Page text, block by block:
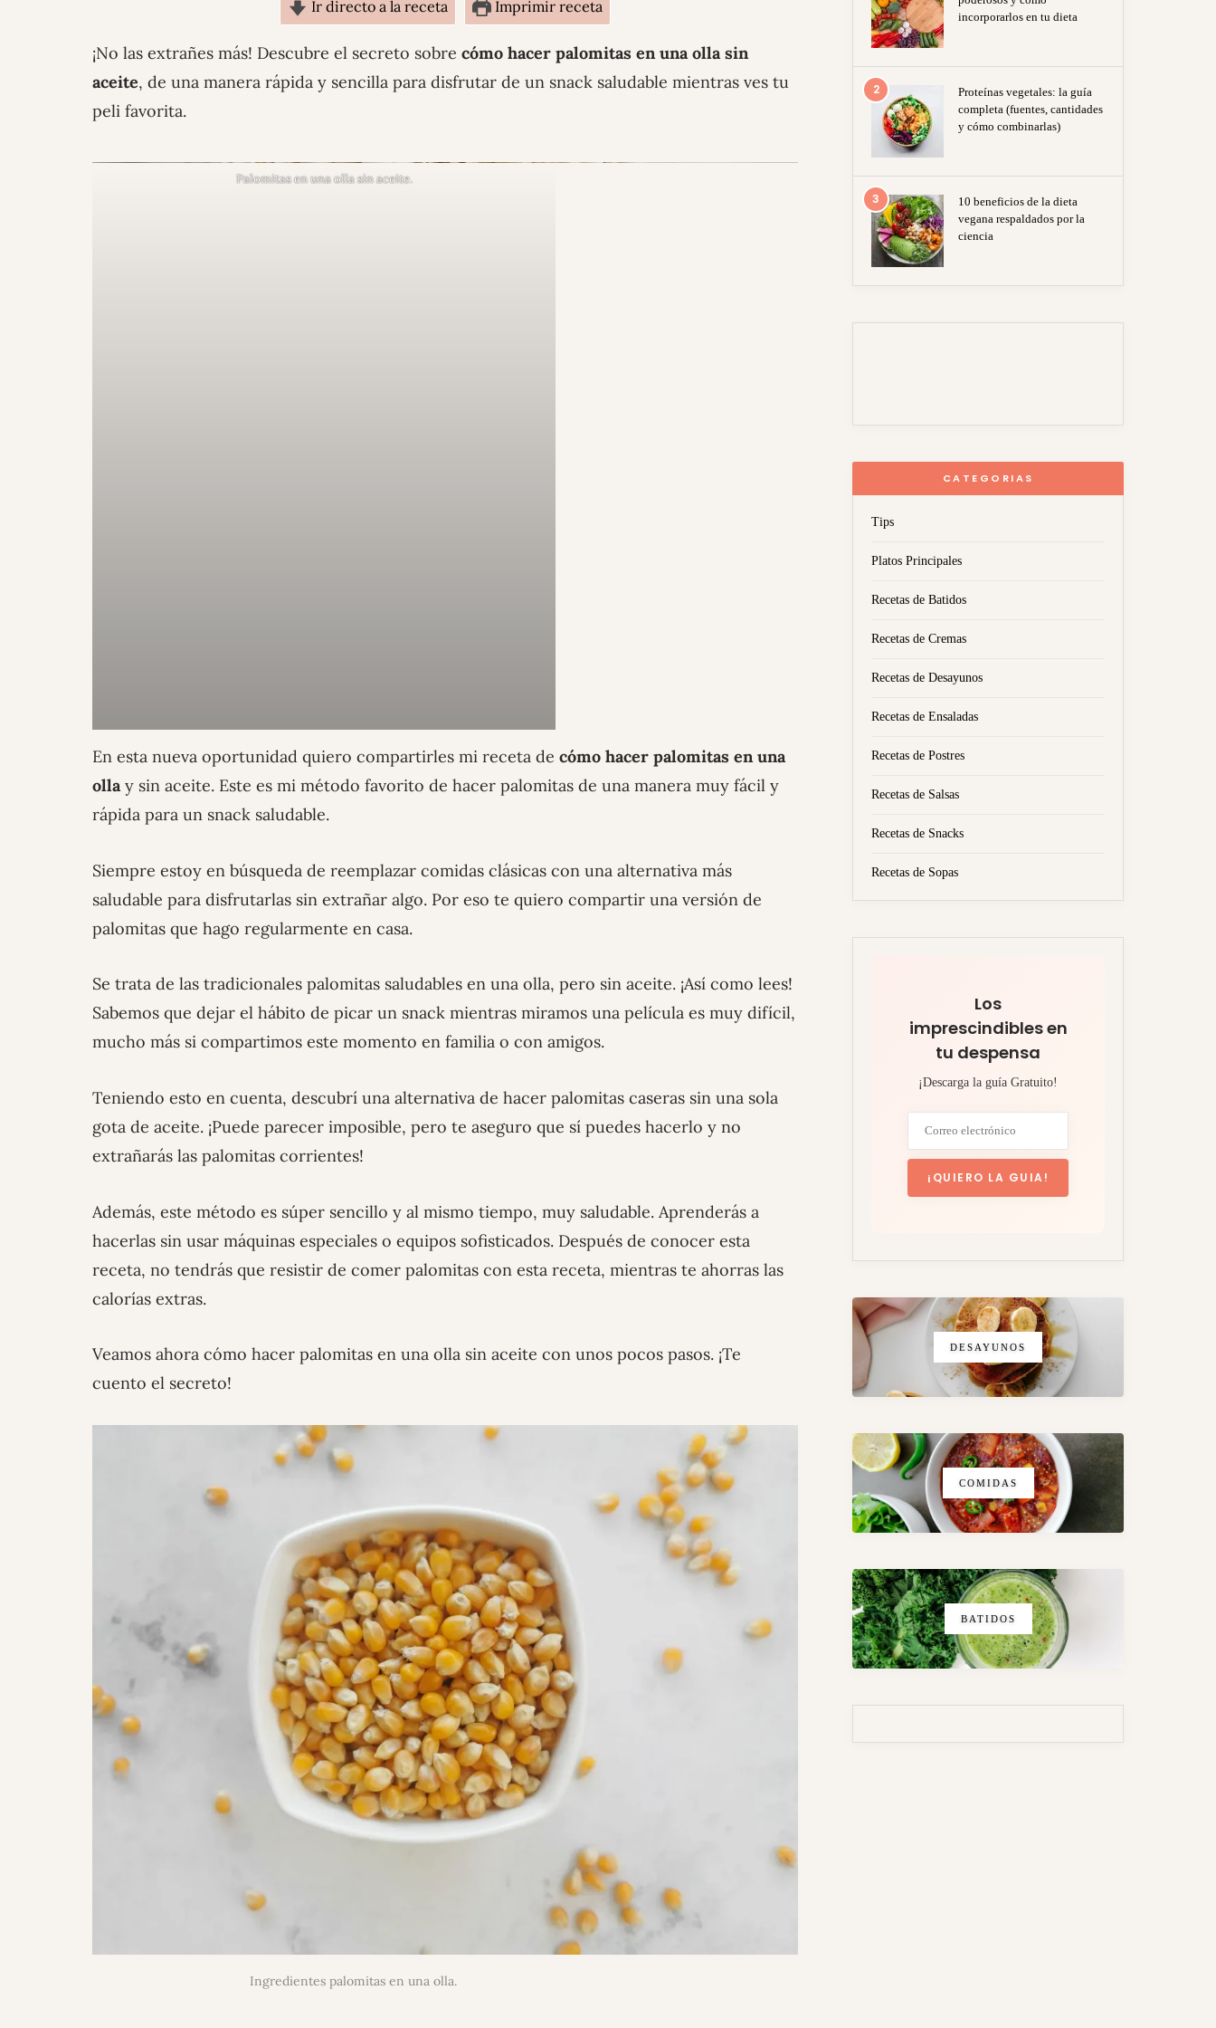
Ir directo a la receta Imprimir receta
¡No las extrañes más! Descubre el secreto sobre cómo hacer palomitas en una olla sin
aceite, de una manera rápida y sencilla para disfrutar de un snack saludable mientras ves tu
peli favorita.
Palomitas en una olla sin aceite.
En esta nueva oportunidad quiero compartirles mi receta de cómo hacer palomitas en una
ollay sin aceite. Este es mi método favorito de hacer palomitas de una manera muy fácil y
rápida para un snack saludable.
Siempre estoy en búsqueda de reemplazar comidas clásicas con una alternativa más
saludable para disfrutarlas sin extrañar algo. Por eso te quiero compartir una versión de
palomitas que hago regularmente en casa.
Se trata de las tradicionales palomitas saludables en una olla, pero sin aceite. ¡Así como lees!
Sabemos que dejar el hábito de picar un snack mientras miramos una película es muy difícil,
mucho más si compartimos este momento en familia o con amigos.
Teniendo esto en cuenta, descubrí una alternativa de hacer palomitas caseras sin una sola
gota de aceite. ¡Puede parecer imposible, pero te aseguro que sí puedes hacerlo y no
extrañarás las palomitas corrientes!
Además, este método es súper sencillo y al mismo tiempo, muy saludable. Aprenderás a
hacerlas sin usar máquinas especiales o equipos sofisticados. Después de conocer esta
receta, no tendrás que resistir de comer palomitas con esta receta, mientras te ahorras las
calorías extras.
Veamos ahora cómo hacer palomitas en una olla sin aceite con unos pocos pasos. ¡Te
cuento el secreto!
Ingredientes palomitas en una olla.
incorporarlos en tu dieta
2
Proteínas vegetales: la guía
completa (fuentes, cantidades
y cómo combinarlas)
3
10 beneficios de la dieta
vegana respaldados por la
ciencia
CATEGORIAS
Tips
Platos Principales
Recetas de Batidos
Recetas de Cremas
Recetas de Desayunos
Recetas de Ensaladas
Recetas de Postres
Recetas de Salsas
Recetas de Snacks
Recetas de Sopas
Los
imprescindibles en
tu despensa
¡Descarga la guía Gratuito!
DESAYUNOS
COMIDAS
BATIDOS